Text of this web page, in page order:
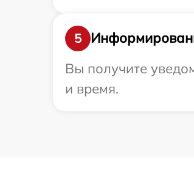
5
Вы получите
и время.